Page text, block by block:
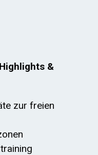
&
zur freien